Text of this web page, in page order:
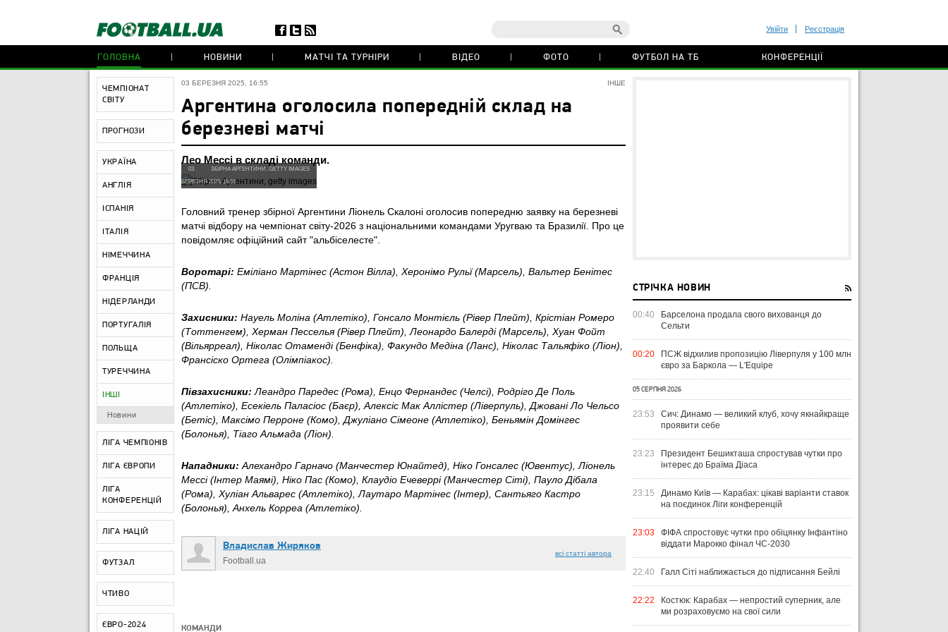
Увійти Реєстрація
ГОЛОВНА НОВИНИ МАТЧІ ТА ТУРНІРИ ВІДЕО ФОТО ФУТБОЛ НА ТБ КОНФЕРЕНЦІЇ
ЧЕМПІОНАТ
СВІТУ
ПРОГНОЗИ
УКРАЇНА
АНГЛІЯ
ІСПАНІЯ
ІТАЛІЯ
НІМЕЧЧИНА
ФРАНЦІЯ
НІДЕРЛАНДИ
ПОРТУГАЛІЯ
ПОЛЬЩА
ТУРЕЧЧИНА
ІНШІ
Новини
ЛІГА ЧЕМПІОНІВ
ЛІГА ЄВРОПИ
ЛІГА
КОНФЕРЕНЦІЙ
ЛІГА НАЦІЙ
ФУТЗАЛ
ЧТИВО
ЄВРО-2024
ІНШЕ
03 БЕРЕЗНЯ 2025, 16:55
Аргентина оголосила попередній склад на
березневі матчі
Лео Мессі в складі команди.
ЗБІРНА АРГЕНТИНИ, GETTY IMAGES
03
БЕРЕЗНЯ 2025, 16:55
Головний тренер збірної Аргентини Ліонель Скалоні оголосив попередню заявку на березневі
матчі відбору на чемпіонат світу-2026 з національними командами Уругваю та Бразилії. Про це
повідомляє офіційний сайт "альбіселесте".
Воротарі: Еміліано Мартінес (Астон Вілла), Херонімо Рульї (Марсель), Вальтер Бенітес
(ПСВ).
Захисники: Науель Моліна (Атлетіко), Гонсало Монтієль (Рівер Плейт), Крістіан Ромеро
(Тоттенгем), Херман Песселья (Рівер Плейт), Леонардо Балерді (Марсель), Хуан Фойт
(Вільярреал), Ніколас Отаменді (Бенфіка), Факундо Медіна (Ланс), Ніколас Тальяфіко (Ліон),
Франсіско Ортега (Олімпіакос).
Півзахисники: Леандро Паредес (Рома), Енцо Фернандес (Челсі), Родріго Де Поль
(Атлетіко), Есекіель Паласіос (Баєр), Алексіс Мак Аллістер (Ліверпуль), Джовані Ло Чельсо
(Бетіс), Максімо Перроне (Комо), Джуліано Сімеоне (Атлетіко), Беньямін Домінгес
(Болонья), Тіаго Альмада (Ліон).
Нападники: Алехандро Гарначо (Манчестер Юнайтед), Ніко Гонсалес (Ювентус), Ліонель
Мессі (Інтер Маямі), Ніко Пас (Комо), Клаудіо Ечеверрі (Манчестер Сіті), Пауло Дібала
(Рома), Хуліан Альварес (Атлетіко), Лаутаро Мартінес (Інтер), Сантьяго Кастро
(Болонья), Анхель Корреа (Атлетіко).
Владислав Жиряков
Football.ua
всі статті автора
КОМАНДИ
СТРІЧКА НОВИН
00:40
Барселона продала свого вихованця до
Сельти
00:20
ПСЖ відхилив пропозицію Ліверпуля у 100 млн
євро за Баркола — L'Equipe
05 СЕРПНЯ 2026
23:53
Сич: Динамо — великий клуб, хочу якнайкраще
проявити себе
23:23
Президент Бешикташа спростував чутки про
інтерес до Браїма Діаса
23:15
Динамо Київ — Карабах: цікаві варіанти ставок
на поєдинок Ліги конференцій
23:03
ФІФА спростовує чутки про обіцянку Інфантіно
віддати Марокко фінал ЧС-2030
22:40 Галл Сіті наближається до підписання Бейлі
22:22
Костюк: Карабах — непростий суперник, але
ми розраховуємо на свої сили